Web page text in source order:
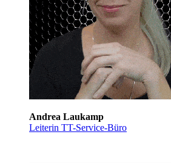
Andrea Laukamp
Leiterin TT-Service-Büro